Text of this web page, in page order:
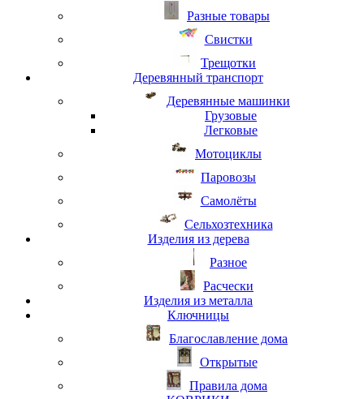
Разные товары
Свистки
Трещотки
Деревянный транспорт
Деревянные машинки
Грузовые
Легковые
Мотоциклы
Паровозы
Самолёты
Сельхозтехника
Изделия из дерева
Разное
Расчески
Изделия из металла
Ключницы
Благославление дома
Открытые
Правила дома